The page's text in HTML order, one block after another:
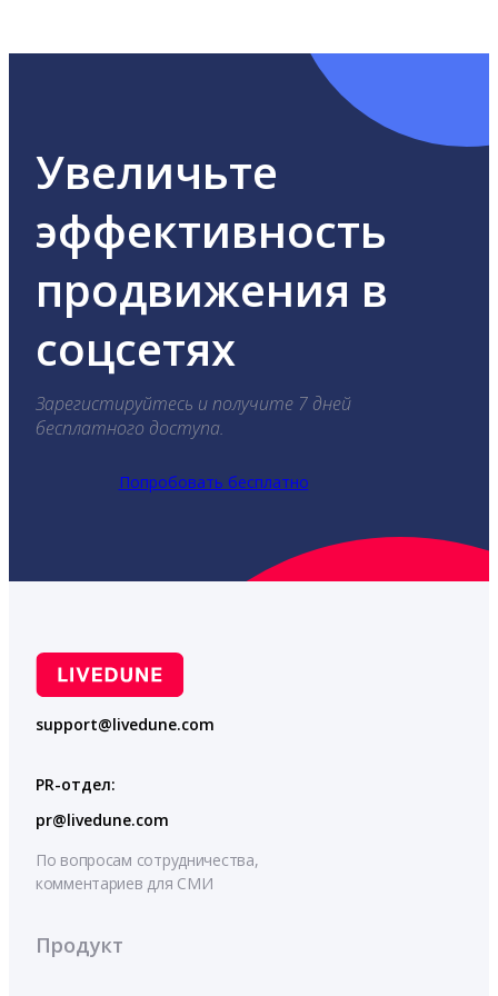
Увеличьте
эффективность
продвижения в
соцсетях
Зарегистируйтесь и получите 7 дней
бесплатного доступа.
Попробовать бесплатно
support@livedune.com
PR-отдел:
pr@livedune.com
По вопросам сотрудничества,
комментариев для СМИ
Продукт